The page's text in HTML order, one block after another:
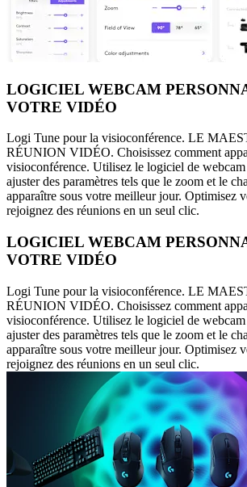
LOGICIEL WEBCAM
VOTRE VIDÉO
Logi Tune pour la visioconférence. LE
RÉUNION VIDÉO. Choisissez comment
visioconférence. Utilisez le logiciel de
ajuster des paramètres tels que le zoom et le
apparaître sous votre meilleur jour. Optimisez
rejoignez des réunions en un seul clic.
LOGICIEL WEBCAM
VOTRE VIDÉO
Logi Tune pour la visioconférence. LE
RÉUNION VIDÉO. Choisissez comment
visioconférence. Utilisez le logiciel de
ajuster des paramètres tels que le zoom et le
apparaître sous votre meilleur jour. Optimisez
rejoignez des réunions en un seul clic.